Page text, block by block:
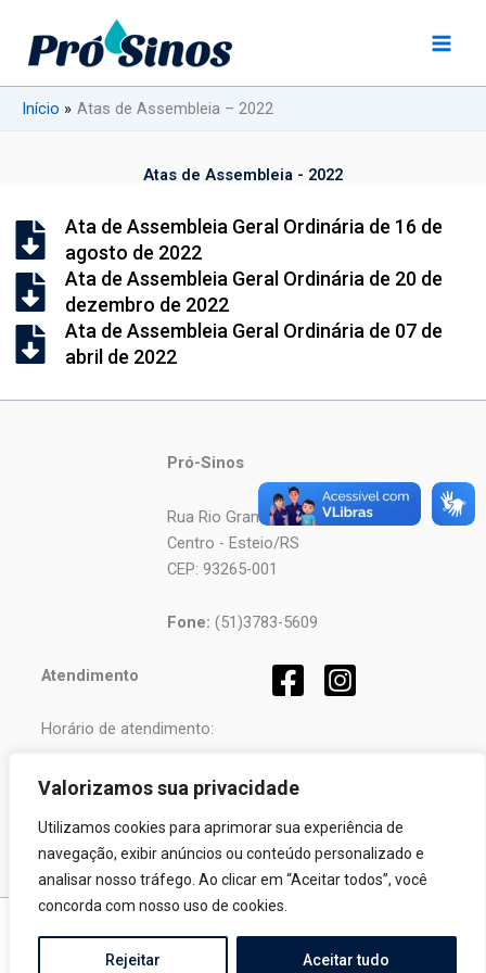
Valorizamos sua privacidade
Utilizamos cookies para aprimorar sua experiência de
navegação, exibir anúncios ou conteúdo personalizado e
analisar nosso tráfego. Ao clicar em “Aceitar todos”, você
concorda com nosso uso de cookies.
Rejeitar Aceitar tudo
conteúdo
Início
Atas de Assembleia – 2022
Atas de Assembleia - 2022
Ata de Assembleia Geral Ordinária de 16 de
agosto de 2022
Ata de Assembleia Geral Ordinária de 20 de
dezembro de 2022
Ata de Assembleia Geral Ordinária de 07 de
abril de 2022
Pró-Sinos
Rua Rio Grande, 2610
Centro - Esteio/RS
CEP: 93265-001
Fone: (51)3783-5609
Atendimento
Horário de atendimento:
Segunda a Sexta-feira
das13hàs17h.
Copyright © 2026 Pró-Sinos | Desenvolvido porFortalezatec